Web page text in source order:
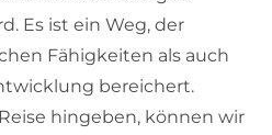
Es ist ein Weg, der
Fähigkeiten als auch
bereichert.
hingeben, können wir